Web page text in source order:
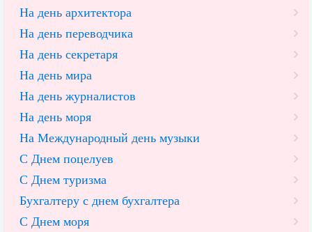
На день архитектора
На день переводчика
На день секретаря
На день мира
На день журналистов
На день моря
На Международный день музыки
С Днем поцелуев
С Днем туризма
Бухгалтеру с днем бухгалтера
С Днем моря